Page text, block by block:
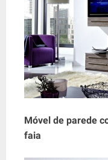
Móvel de parede
faia